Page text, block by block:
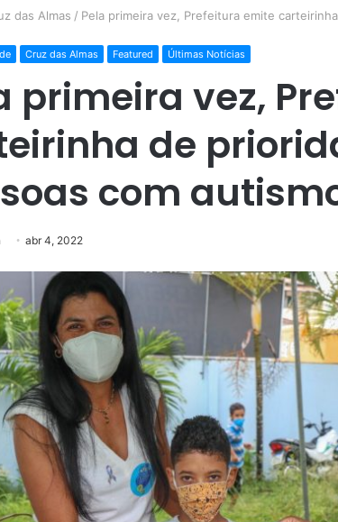
das Almas / Pela primeira vez, Prefeitura emite
Cruz das Almas Featured Últimas Notícias
primeira vez,
de
com
abr 4, 2022